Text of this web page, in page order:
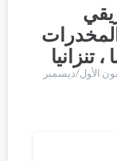
الأول/ديسمبر